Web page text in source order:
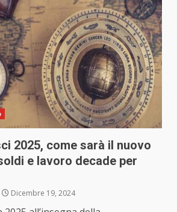
2025, come sarà il nuovo
e lavoro decade per
Dicembre 19, 2024